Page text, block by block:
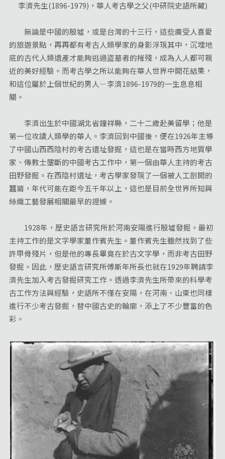
李濟先生(1896-1979)，華人考古學之父(中研院史語所藏)
無論是中國的殷墟，或是台灣的十三行，這些廣受人喜愛
的旅遊景點，再再都有考古人類學家的身影浮現其中，沉埋地
底的古代人類遺產才能夠逃過盜墓者的摧殘，成為人人都可親
近的美好經驗。而考古學之所以能夠在華人世界中開花結果，
和這位屬於上個世紀的男人—李濟1896-1979的一生息息相
關。
李濟出生於中國湖北省鐘祥縣，二十二歲赴美留學；他是
第一位攻讀人類學的華人。李濟回到中國後，便在1926年主導
了中國山西西陰村的考古遺址發掘，這也是在當時西方地質學
家、傳教士壟斷的中國考古工作中，第一個由華人主持的考古
田野發掘。在西陰村遺址，考古學家發現了一個被人工剖開的
蠶繭，年代可能在距今五千年以上，這也是目前全世界所知與
絲織工藝發展相關最早的證據。
1928年，歷史語言研究所於河南安陽進行殷墟發掘。最初
主持工作的是文字學家董作賓先生。董作賓先生雖然找到了些
許甲骨殘片，但是他的專長畢竟在於古文字學，而非考古田野
發掘。因此，歷史語言研究所傅斯年所長也就在1929年聘請李
濟先生加入考古發掘研究工作。透過李濟先生所帶來的科學考
古工作方法與經驗，史語所不僅在安陽，在河南、山東也同樣
進行不少考古發掘，替中國古史的輪廓，添上了不少豐富的色
彩。